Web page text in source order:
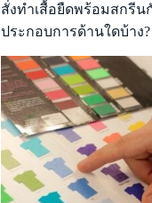
สั่งทำเสื้อยืดพร้อมสกรีน
ประกอบการด้านใดบ้าง?